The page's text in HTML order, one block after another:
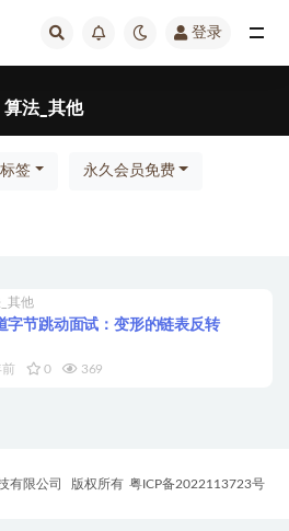
登录
算法_其他
签 永久会员免费
其他
字节跳动面试：变形的链表反转
0 369
有限公司 版权所有 粤ICP备2022113723号